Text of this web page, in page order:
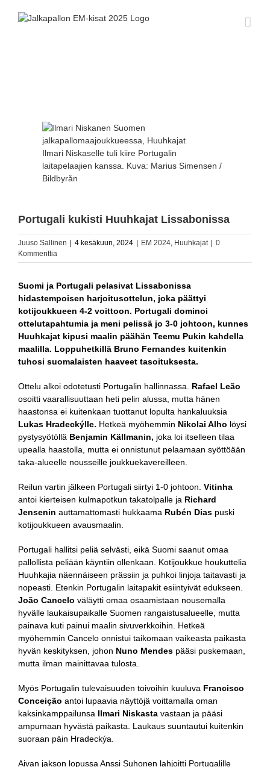
isompanaIlmari Niskaselle tuli kiire Portugalin
laitapelaajien kanssa. Kuva: Marius Simensen /
Bildbyrån
Portugali kukisti Huuhkajat Lissabonissa
Juuso Sallinen 4 kesäkuun, 2024 EM 2024, Huuhkajat
0
Kommenttia
Suomi ja Portugali pelasivat Lissabonissa
hidastempoisen harjoitusottelun, joka päättyi
kotijoukkueen 4-2 voittoon. Portugali dominoi
ottelutapahtumia ja meni pelissä jo 3-0 johtoon, kunnes
Huuhkajat kipusi maalin päähän Teemu Pukin kahdella
maalilla. Loppuhetkillä Bruno Fernandes kuitenkin
tuhosi suomalaisten haaveet tasoituksesta.
Ottelu alkoi odotetusti Portugalin hallinnassa. Rafael Leão
osoitti vaarallisuuttaan heti pelin alussa, mutta hänen
haastonsa ei kuitenkaan tuottanut lopulta hankaluuksia
Lukas Hradeckýlle. Hetkeä myöhemmin Nikolai Alho löysi
pystysyötöllä Benjamin Källmanin, joka loi itselleen tilaa
upealla haastolla, mutta ei onnistunut pelaamaan syöttöään
taka-alueelle nousseille joukkuekavereilleen.
Reilun vartin jälkeen Portugali siirtyi 1-0 johtoon. Vitinha
antoi kierteisen kulmapotkun takatolpalle ja Richard
Jensenin auttamattomasti hukkaama Rubén Dias puski
kotijoukkueen avausmaalin.
Portugali hallitsi peliä selvästi, eikä Suomi saanut omaa
pallollista peliään käyntiin ollenkaan. Kotijoukkue houkuttelia
Huuhkajia näennäiseen prässiin ja puhkoi linjoja taitavasti ja
nopeasti. Etenkin Portugalin laitapakit esiintyivät edukseen.
João Cancelo väläytti omaa osaamistaan nousemalla
hyvälle laukaisupaikalle Suomen rangaistusalueelle, mutta
painava kuti painui maalin sivuverkkoihin. Hetkeä
myöhemmin Cancelo onnistui taikomaan vaikeasta paikasta
hyvän keskityksen, johon Nuno Mendes pääsi puskemaan,
mutta ilman mainittavaa tulosta.
Myös Portugalin tulevaisuuden toivoihin kuuluva Francisco
Conceição antoi lupaavia näyttöjä voittamalla oman
kaksinkamppailunsa Ilmari Niskasta vastaan ja pääsi
ampumaan hyvästä paikasta. Laukaus suuntautui kuitenkin
suoraan päin Hradeckýa.
Aivan jakson lopussa Anssi Suhonen lahjoitti Portugalille